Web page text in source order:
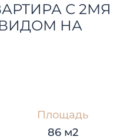
С 2МЯ
НА
Площадь
86 м2